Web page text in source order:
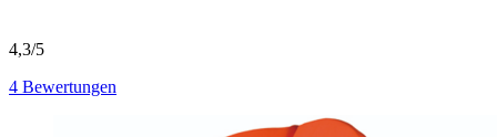
4,3/5
4 Bewertungen